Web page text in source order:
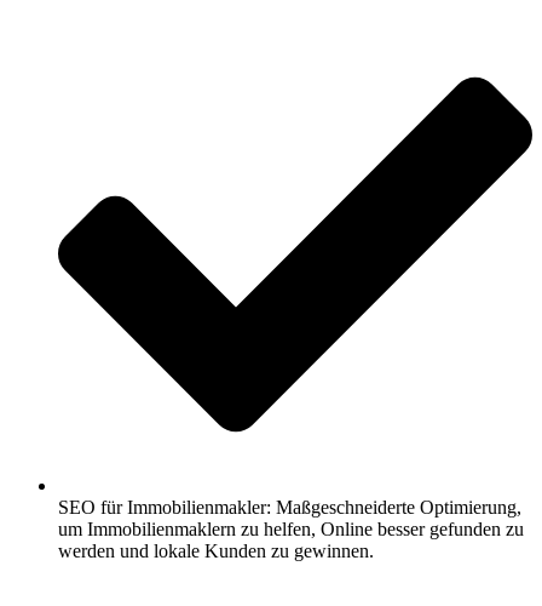
SEO für Immobilienmakler: Maßgeschneiderte Optimierung,
um Immobilienmaklern zu helfen, Online besser gefunden zu
werden und lokale Kunden zu gewinnen.